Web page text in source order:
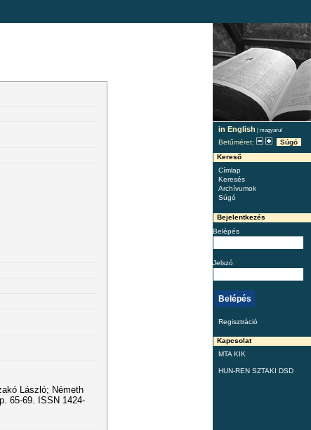
in English | magyarul
Betűméret:
Súgó
Kereső
Címlap
Keresés
Archívumok
Súgó
Bejelentkezés
Belépés
Jelszó
Regisztráció
Kapcsolat
MTA KIK
HUN-REN SZTAKI DSD
László; Németh
65-69. ISSN 1424-